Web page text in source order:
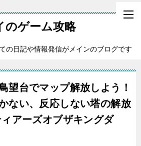
のゲーム攻略
の日記や情報発信がメインのブログです
望台でマップ解放しよう！
ない、反応しない塔の解放
アーズオブザキングダ